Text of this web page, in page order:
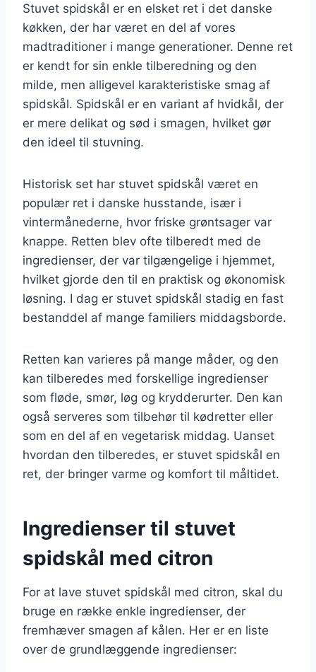
Stuvet spidskål er en elsket ret i det danske
køkken, der har været en del af vores
madtraditioner i mange generationer. Denne ret
er kendt for sin enkle tilberedning og den
milde, men alligevel karakteristiske smag af
spidskål. Spidskål er en variant af hvidkål, der
er mere delikat og sød i smagen, hvilket gør
den ideel til stuvning.
Historisk set har stuvet spidskål været en
populær ret i danske husstande, især i
vintermånederne, hvor friske grøntsager var
knappe. Retten blev ofte tilberedt med de
ingredienser, der var tilgængelige i hjemmet,
hvilket gjorde den til en praktisk og økonomisk
løsning. I dag er stuvet spidskål stadig en fast
bestanddel af mange familiers middagsborde.
Retten kan varieres på mange måder, og den
kan tilberedes med forskellige ingredienser
som fløde, smør, løg og krydderurter. Den kan
også serveres som tilbehør til kødretter eller
som en del af en vegetarisk middag. Uanset
hvordan den tilberedes, er stuvet spidskål en
ret, der bringer varme og komfort til måltidet.
Ingredienser til stuvet
spidskål med citron
For at lave stuvet spidskål med citron, skal du
bruge en række enkle ingredienser, der
fremhæver smagen af kålen. Her er en liste
over de grundlæggende ingredienser: